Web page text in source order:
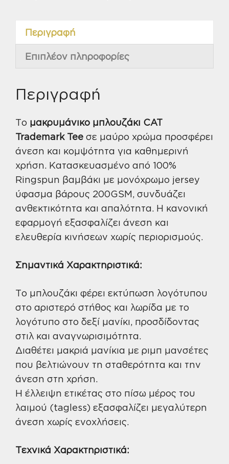
Περιγραφή
Επιπλέον πληροφορίες
Περιγραφή
Το μακρυμάνικο μπλουζάκι CAT
Trademark Tee σε μαύρο χρώμα προσφέρει
άνεση και κομψότητα για καθημερινή
χρήση. Κατασκευασμένο από 100%
Ringspun βαμβάκι με μονόχρωμο jersey
ύφασμα βάρους 200GSM, συνδυάζει
ανθεκτικότητα και απαλότητα. Η κανονική
εφαρμογή εξασφαλίζει άνεση και
ελευθερία κινήσεων χωρίς περιορισμούς.
Σημαντικά Χαρακτηριστικά:
Το μπλουζάκι φέρει εκτύπωση λογότυπου
στο αριστερό στήθος και λωρίδα με το
λογότυπο στο δεξί μανίκι, προσδίδοντας
στιλ και αναγνωρισιμότητα.
Διαθέτει μακριά μανίκια με ριμπ μανσέτες
που βελτιώνουν τη σταθερότητα και την
άνεση στη χρήση.
Η έλλειψη ετικέτας στο πίσω μέρος του
λαιμού (tagless) εξασφαλίζει μεγαλύτερη
άνεση χωρίς ενοχλήσεις.
Τεχνικά Χαρακτηριστικά: